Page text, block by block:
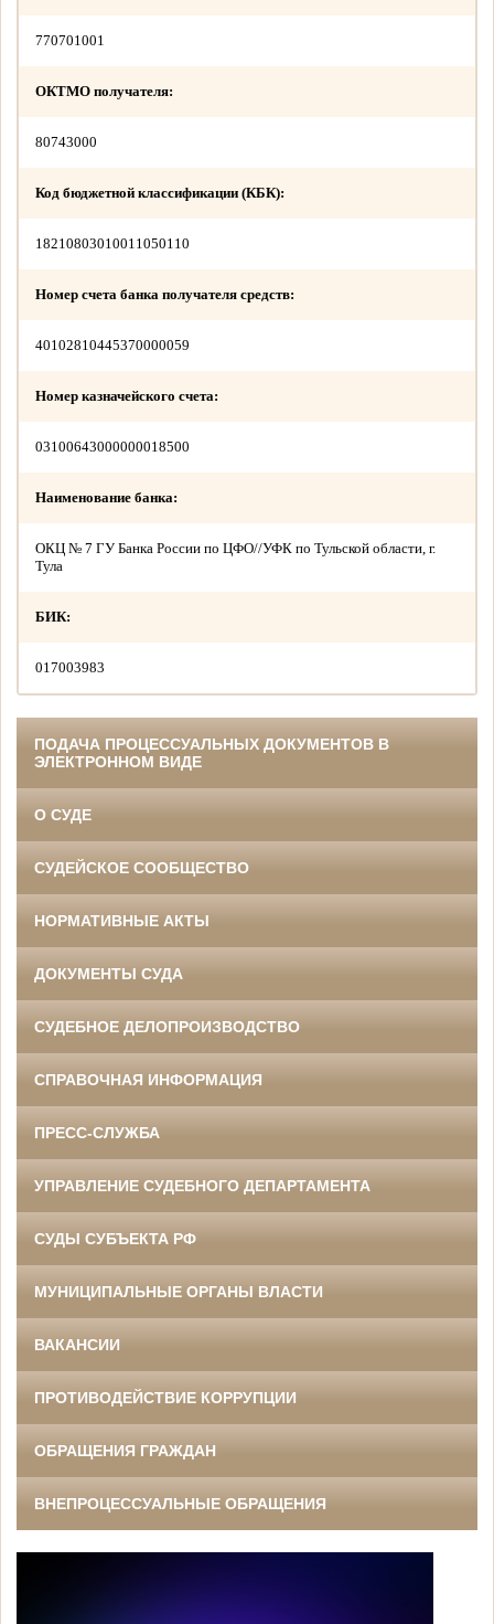
770701001
ОКТМО получателя:
80743000
Код бюджетной классификации (КБК):
18210803010011050110
Номер счета банка получателя средств:
40102810445370000059
Номер казначейского счета:
03100643000000018500
Наименование банка:
ОКЦ № 7 ГУ Банка России по ЦФО//УФК по Тульской области, г.
Тула
БИК:
017003983
ПОДАЧА ПРОЦЕССУАЛЬНЫХ ДОКУМЕНТОВ В
ЭЛЕКТРОННОМ ВИДЕ
О СУДЕ
СУДЕЙСКОЕ СООБЩЕСТВО
НОРМАТИВНЫЕ АКТЫ
ДОКУМЕНТЫ СУДА
СУДЕБНОЕ ДЕЛОПРОИЗВОДСТВО
СПРАВОЧНАЯ ИНФОРМАЦИЯ
ПРЕСС-СЛУЖБА
УПРАВЛЕНИЕ СУДЕБНОГО ДЕПАРТАМЕНТА
СУДЫ СУБЪЕКТА РФ
МУНИЦИПАЛЬНЫЕ ОРГАНЫ ВЛАСТИ
ВАКАНСИИ
ПРОТИВОДЕЙСТВИЕ КОРРУПЦИИ
ОБРАЩЕНИЯ ГРАЖДАН
ВНЕПРОЦЕССУАЛЬНЫЕ ОБРАЩЕНИЯ